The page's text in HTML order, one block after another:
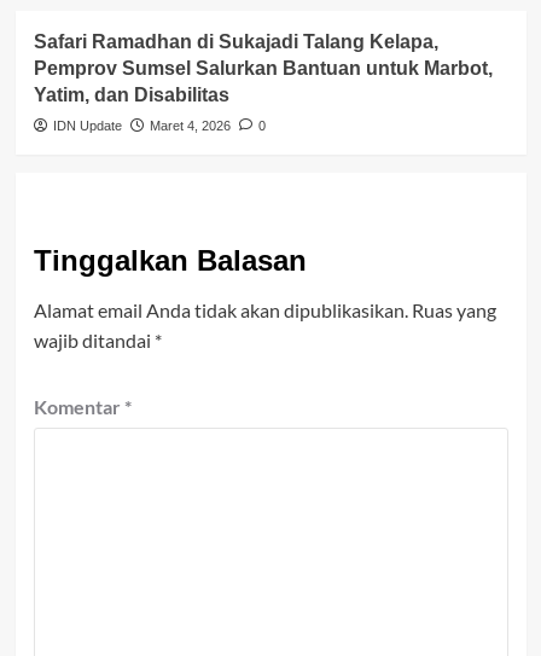
Safari Ramadhan di Sukajadi Talang Kelapa,
Pemprov Sumsel Salurkan Bantuan untuk Marbot,
Yatim, dan Disabilitas
IDN Update Maret 4, 2026 0
Tinggalkan Balasan
Alamat email Anda tidak akan dipublikasikan. Ruas yang
wajib ditandai *
Komentar *